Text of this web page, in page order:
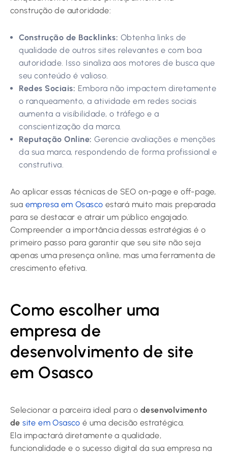
construção de autoridade:
Construção de Backlinks: Obtenha links de
qualidade de outros sites relevantes e com boa
autoridade. Isso sinaliza aos motores de busca que
seu conteúdo é valioso.
Redes Sociais: Embora não impactem diretamente
o ranqueamento, a atividade em redes sociais
aumenta a visibilidade, o tráfego e a
conscientização da marca.
Reputação Online: Gerencie avaliações e menções
da sua marca, respondendo de forma profissional e
construtiva.
Ao aplicar essas técnicas de SEO on-page e off-page,
sua empresa em Osasco estará muito mais preparada
para se destacar e atrair um público engajado.
Compreender a importância dessas estratégias é o
primeiro passo para garantir que seu site não seja
apenas uma presença online, mas uma ferramenta de
crescimento efetiva.
Como escolher uma
empresa de
desenvolvimento de site
em Osasco
Selecionar a parceira ideal para o desenvolvimento
desite em Osasco é uma decisão estratégica.
Ela impactará diretamente a qualidade,
funcionalidade e o sucesso digital da sua empresa na